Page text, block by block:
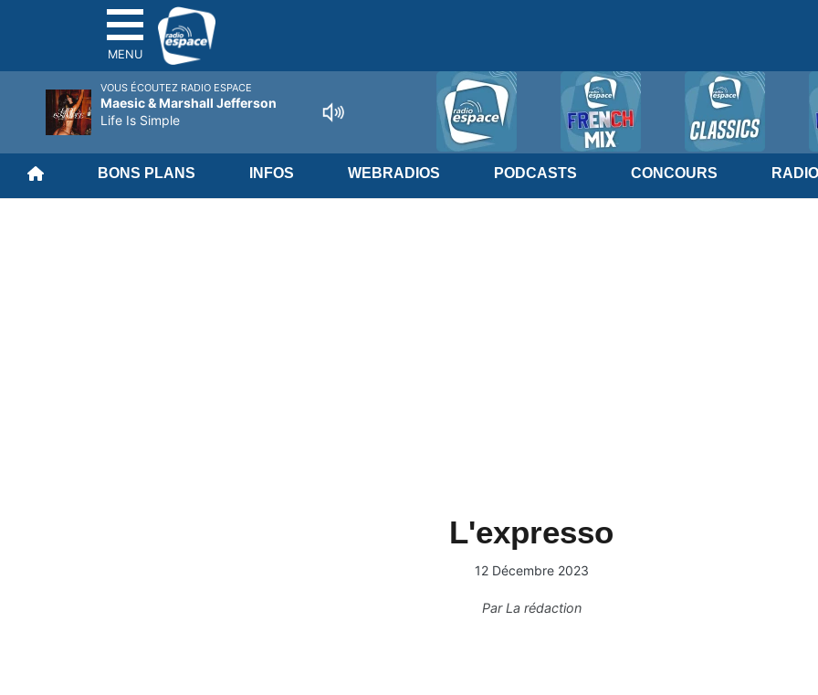
MENU
BONS PLANS INFOS WEBRADIOS PODCASTS CONCOURS RADIO
L'expresso
12 Décembre 2023
ParLa rédaction
VOUS ÉCOUTEZ RADIO ESPACE
Maesic & Marshall Jefferson
Life Is Simple